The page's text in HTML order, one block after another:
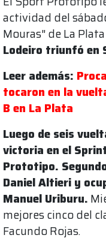
actividad del
Mouras" de La
Lodeiro triunfó en
Leer además:
tocaron en la
B en La Plata
Luego de seis
victoria en el
Prototipo.
Daniel Altieri y
Manuel Uriburu.
mejores cinco del
Facundo Rojas.